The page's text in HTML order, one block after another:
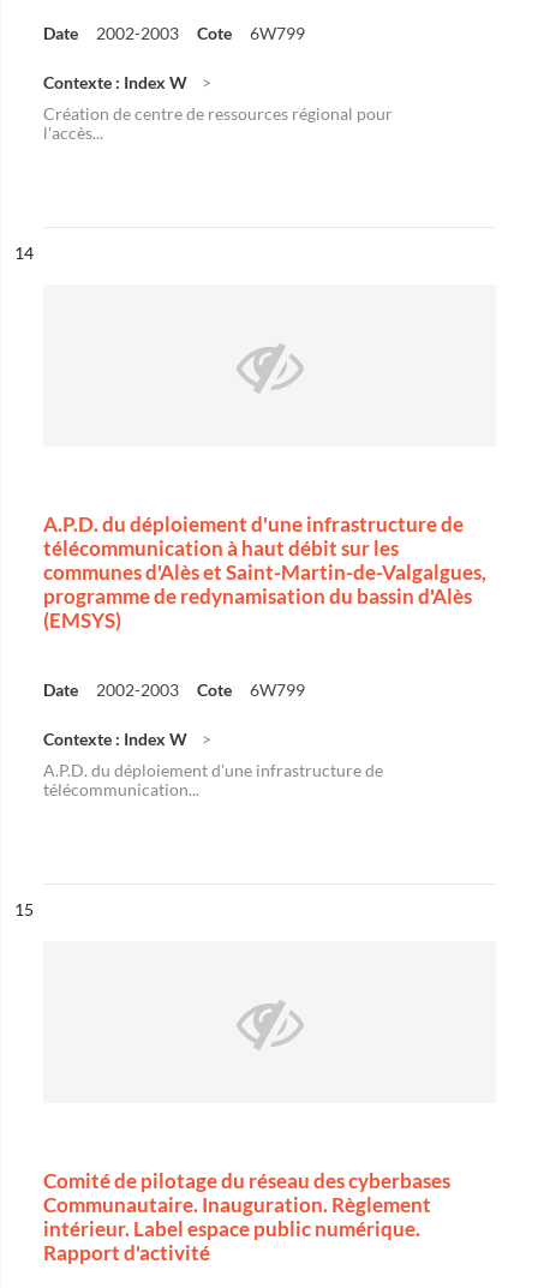
Date 2002-2003 Cote 6W799
Contexte : Index W
Création de centre de ressources régional pour
l'accès...
n°
14
A.P.D. du déploiement d'une infrastructure de
télécommunication à haut débit sur les
communes d'Alès et Saint-Martin-de-Valgalgues,
programme de redynamisation du bassin d'Alès
(EMSYS)
Date 2002-2003 Cote 6W799
Contexte : Index W
A.P.D. du déploiement d'une infrastructure de
télécommunication...
n°
15
Comité de pilotage du réseau des cyberbases
Communautaire. Inauguration. Règlement
intérieur. Label espace public numérique.
Rapport d'activité